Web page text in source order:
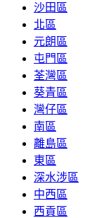
沙田區
北區
元朗區
屯門區
荃灣區
葵青區
灣仔區
南區
離島區
東區
深水涉區
中西區
西貢區